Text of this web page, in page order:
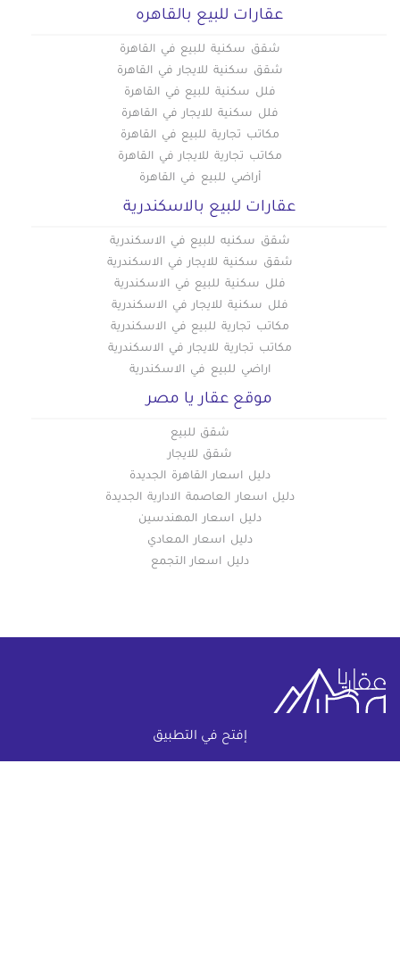
إفتح في التطبيق
عقارات للبيع بالقاهره
شقق سكنية للبيع في القاهرة
شقق سكنية للايجار في القاهرة
فلل سكنية للبيع في القاهرة
فلل سكنية للايجار في القاهرة
مكاتب تجارية للبيع في القاهرة
مكاتب تجارية للايجار في القاهرة
أراضي للبيع في القاهرة
عقارات للبيع بالاسكندرية
شقق سكنيه للبيع في الاسكندرية
شقق سكنية للايجار في الاسكندرية
فلل سكنية للبيع في الاسكندرية
فلل سكنية للايجار في الاسكندرية
مكاتب تجارية للبيع في الاسكندرية
مكاتب تجارية للايجار في الاسكندرية
اراضي للبيع في الاسكندرية
موقع عقار يا مصر
شقق للبيع
شقق للايجار
دليل اسعار القاهرة الجديدة
دليل اسعار العاصمة الادارية الجديدة
دليل اسعار المهندسين
دليل اسعار المعادي
دليل اسعار التجمع
خريطة الموقع